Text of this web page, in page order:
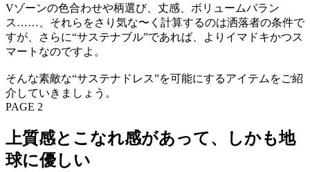
Vゾーンの色合わせや柄選び、丈感、ボリュームバラン
ス……、それらをさり気な〜く計算するのは洒落者の条件で
すが、さらに“サステナブル”であれば、よりイマドキかつス
マートなのですよ。
そんな素敵な“サステナドレス”を可能にするアイテムをご紹
介していきましょう。
PAGE 2
上質感とこなれ感があって、しかも地
球に優しい